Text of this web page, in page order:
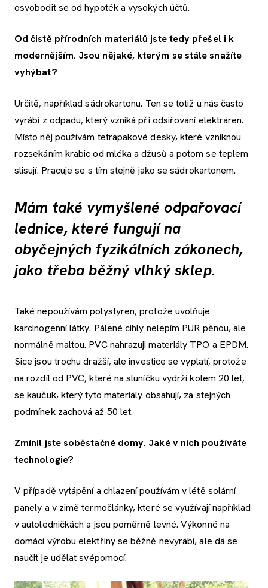
osvobodit se od hypoték a vysokých účtů.
Od čistě přírodních materiálů jste tedy přešel i k
modernějším. Jsou nějaké, kterým se stále snažíte
vyhýbat?
Určitě, například sádrokartonu. Ten se totiž u nás často
vyrábí z odpadu, který vzniká při odsiřování elektráren.
Místo něj používám tetrapakové desky, které vzniknou
rozsekáním krabic od mléka a džusů a potom se teplem
slisují. Pracuje se s tím stejně jako se sádrokartonem.
Mám také vymyšlené odpařovací
lednice, které fungují na
obyčejných fyzikálních zákonech,
jako třeba běžný vlhký sklep.
Také nepoužívám polystyren, protože uvolňuje
karcinogenní látky. Pálené cihly nelepím PUR pěnou, ale
normálně maltou. PVC nahrazuji materiály TPO a EPDM.
Sice jsou trochu dražší, ale investice se vyplatí, protože
na rozdíl od PVC, které na sluníčku vydrží kolem 20 let,
se kaučuk, který tyto materiály obsahují, za stejných
podmínek zachová až 50 let.
Zmínil jste soběstačné domy. Jaké v nich používáte
technologie?
V případě vytápění a chlazení používám v létě solární
panely a v zimě termočlánky, které se využívají například
v autoledničkách a jsou poměrně levné. Výkonné na
domácí výrobu elektřiny se běžně nevyrábí, ale dá se
naučit je udělat svépomocí.